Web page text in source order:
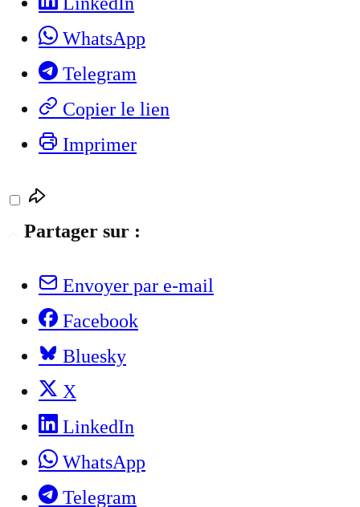
WhatsApp
Telegram
Copier le lien
Imprimer
Partager sur :
Envoyer par e-mail
Facebook
Bluesky
X
LinkedIn
WhatsApp
Telegram